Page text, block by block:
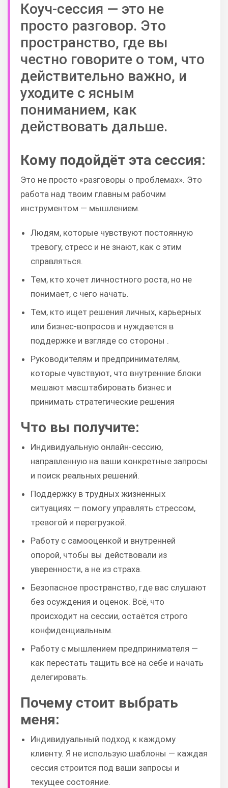
Коуч-сессия — это не
просто разговор. Это
пространство, где вы
честно говорите о том, что
действительно важно, и
уходите с ясным
пониманием, как
действовать дальше.
Кому подойдёт эта сессия:
Это не просто «разговоры о проблемах». Это
работа над твоим главным рабочим
инструментом — мышлением.
Людям, которые чувствуют постоянную
тревогу, стресс и не знают, как с этим
справляться.
Тем, кто хочет личностного роста, но не
понимает, с чего начать.
Тем, кто ищет решения личных, карьерных
или бизнес-вопросов и нуждается в
поддержке и взгляде со стороны .
Руководителям и предпринимателям,
которые чувствуют, что внутренние блоки
мешают масштабировать бизнес и
принимать стратегические решения
Что вы получите:
Индивидуальную онлайн-сессию,
направленную на ваши конкретные запросы
и поиск реальных решений.
Поддержку в трудных жизненных
ситуациях — помогу управлять стрессом,
тревогой и перегрузкой.
Работу с самооценкой и внутренней
опорой, чтобы вы действовали из
уверенности, а не из страха.
Безопасное пространство, где вас слушают
без осуждения и оценок. Всё, что
происходит на сессии, остаётся строго
конфиденциальным.
Работу с мышлением предпринимателя —
как перестать тащить всё на себе и начать
делегировать.
Почему стоит выбрать
меня:
Индивидуальный подход к каждому
клиенту. Я не использую шаблоны — каждая
сессия строится под ваши запросы и
текущее состояние.